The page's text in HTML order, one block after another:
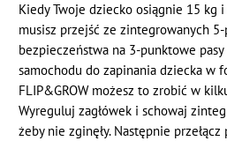
Kiedy Twoje dziecko osiągnie 15 kg
musisz przejść ze zintegrowanych
bezpieczeństwa na 3-punktowe
samochodu do zapinania dziecka w
FLIP&GROW możesz to zrobić w
Wyreguluj zagłówek i schowaj
żeby nie zginęły. Następnie